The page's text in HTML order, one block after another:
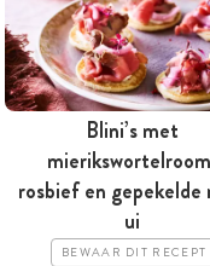
Blini’s met
rosbief en gepekelde
ui
BEWAAR DIT RECEPT